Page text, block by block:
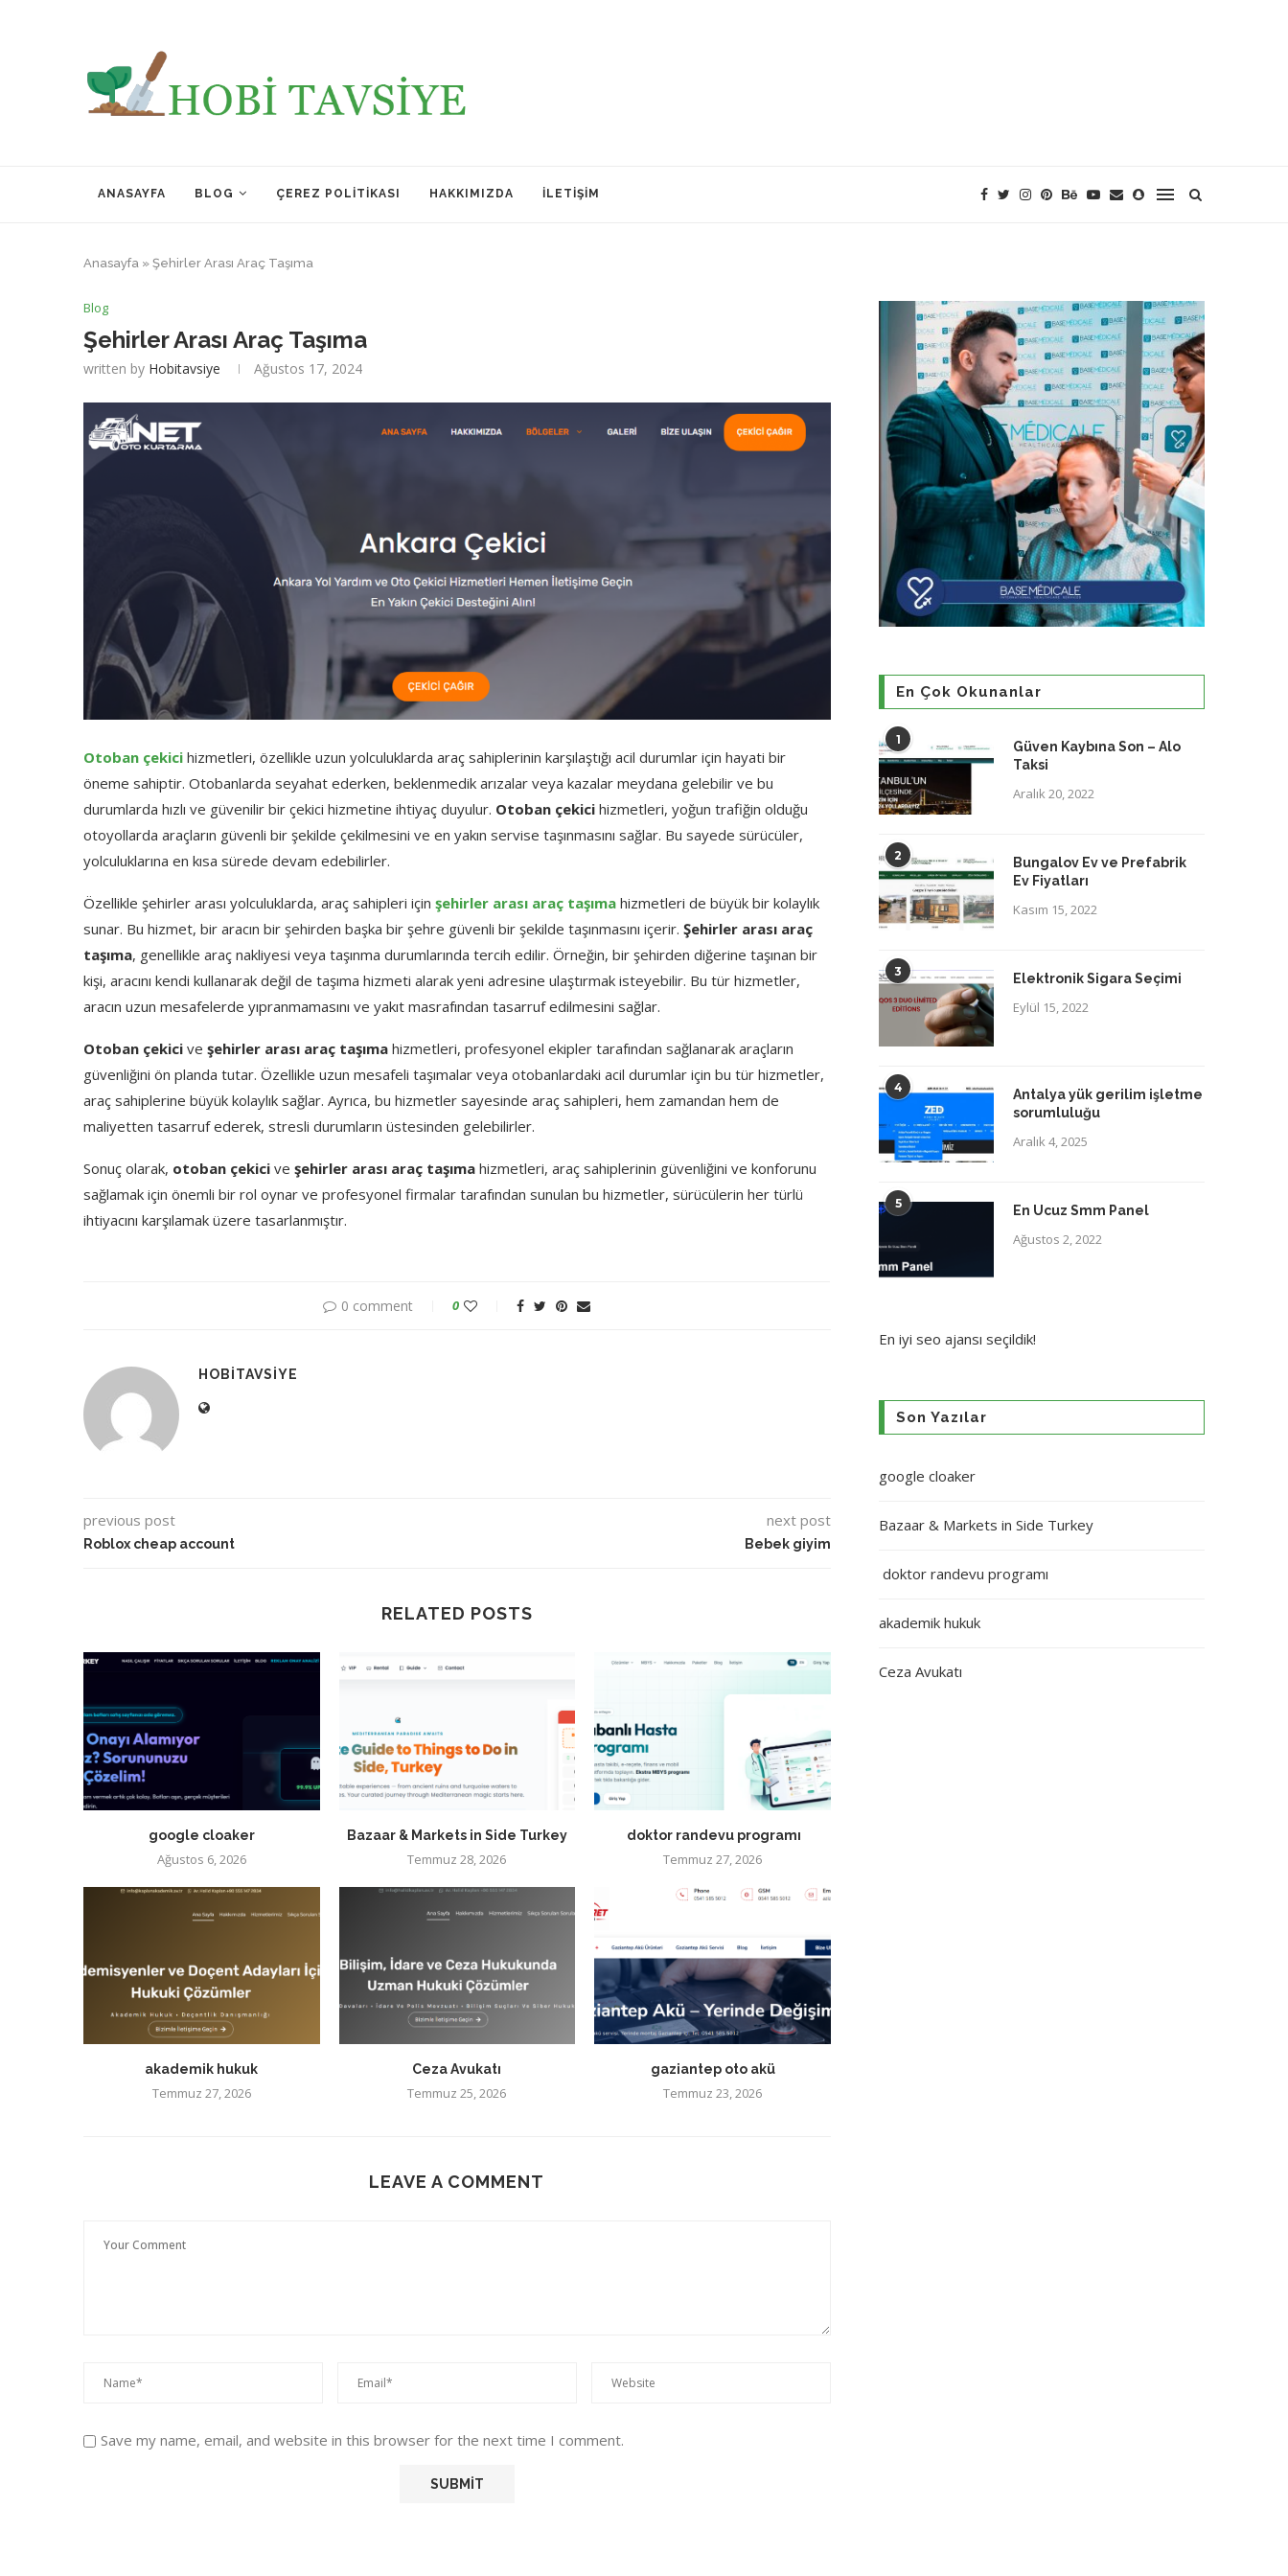
ANASAYFA BLOG ÇEREZ POLITIKASI HAKKIMIZDA İLETIŞIM
Anasayfa » Şehirler Arası Araç Taşıma
Blog
Şehirler Arası Araç Taşıma
written by Hobitavsiye Ağustos 17, 2024
Otoban çekici hizmetleri, özellikle uzun yolculuklarda araç sahiplerinin karşılaştığı acil durumlar için hayati bir
öneme sahiptir. Otobanlarda seyahat ederken, beklenmedik arızalar veya kazalar meydana gelebilir ve bu
durumlarda hızlı ve güvenilir bir çekici hizmetine ihtiyaç duyulur. Otoban çekici hizmetleri, yoğun trafiğin olduğu
otoyollarda araçların güvenli bir şekilde çekilmesini ve en yakın servise taşınmasını sağlar. Bu sayede sürücüler,
yolculuklarına en kısa sürede devam edebilirler.
Özellikle şehirler arası yolculuklarda, araç sahipleri için şehirler arası araç taşıma hizmetleri de büyük bir kolaylık
sunar. Bu hizmet, bir aracın bir şehirden başka bir şehre güvenli bir şekilde taşınmasını içerir. Şehirler arası araç
taşıma, genellikle araç nakliyesi veya taşınma durumlarında tercih edilir. Örneğin, bir şehirden diğerine taşınan bir
kişi, aracını kendi kullanarak değil de taşıma hizmeti alarak yeni adresine ulaştırmak isteyebilir. Bu tür hizmetler,
aracın uzun mesafelerde yıpranmamasını ve yakıt masrafından tasarruf edilmesini sağlar.
Otoban çekici ve şehirler arası araç taşıma hizmetleri, profesyonel ekipler tarafından sağlanarak araçların
güvenliğini ön planda tutar. Özellikle uzun mesafeli taşımalar veya otobanlardaki acil durumlar için bu tür hizmetler,
araç sahiplerine büyük kolaylık sağlar. Ayrıca, bu hizmetler sayesinde araç sahipleri, hem zamandan hem de
maliyetten tasarruf ederek, stresli durumların üstesinden gelebilirler.
Sonuç olarak, otoban çekici ve şehirler arası araç taşıma hizmetleri, araç sahiplerinin güvenliğini ve konforunu
sağlamak için önemli bir rol oynar ve profesyonel firmalar tarafından sunulan bu hizmetler, sürücülerin her türlü
ihtiyacını karşılamak üzere tasarlanmıştır.
0 comment 0
HOBITAVSIYE
previous post
Roblox cheap account
next post
Bebek giyim
RELATED POSTS
google cloaker
Ağustos 6, 2026
Bazaar & Markets in Side Turkey
Temmuz 28, 2026
doktor randevu programı
Temmuz 27, 2026
akademik hukuk
Temmuz 27, 2026
Ceza Avukatı
Temmuz 25, 2026
gaziantep oto akü
Temmuz 23, 2026
LEAVE A COMMENT
Save my name, email, and website in this browser for the next time I comment.
En Çok Okunanlar
1
Güven Kaybına Son – Alo
Taksi
Aralık 20, 2022
2
Bungalov Ev ve Prefabrik
Ev Fiyatları
Kasım 15, 2022
3 Elektronik Sigara Seçimi
Eylül 15, 2022
4
Antalya yük gerilim işletme
sorumluluğu
Aralık 4, 2025
5 En Ucuz Smm Panel
Ağustos 2, 2022
En iyi seo ajansı seçildik!
Son Yazılar
google cloaker
Bazaar & Markets in Side Turkey
doktor randevu programı
akademik hukuk
Ceza Avukatı